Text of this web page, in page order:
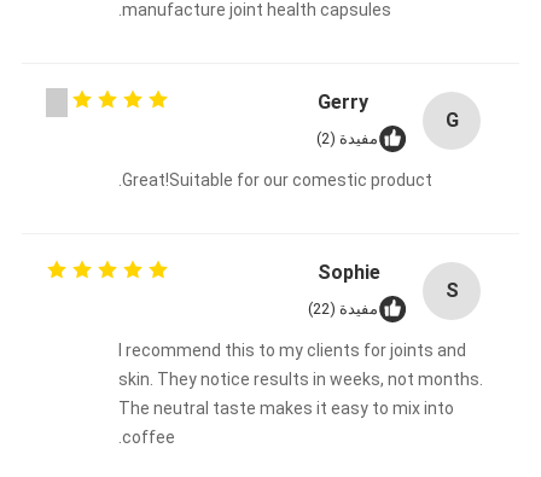
manufacture joint health capsules.
G
Gerry
مفيدة (2)
Great!Suitable for our comestic product.
S
Sophie
مفيدة (22)
I recommend this to my clients for joints and
skin. They notice results in weeks, not months.
The neutral taste makes it easy to mix into
coffee.